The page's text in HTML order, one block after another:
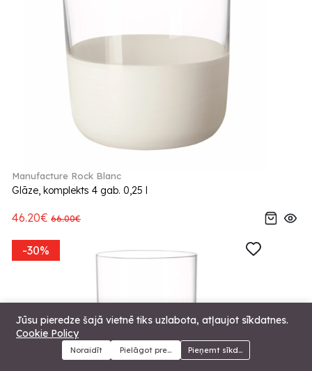
Menu Kategorijas Meklēt Grozs
Manufacture Rock Blanc
Glāze, komplekts 4 gab. 0,25 l
46.20€ 66.00€
-30%
Jūsu pieredze šajā vietnē tiks uzlabota, atļaujot sīkdatnes.
Cookie Policy
Noraidīt Pielāgot preferencesPieņemt sīkdatnes